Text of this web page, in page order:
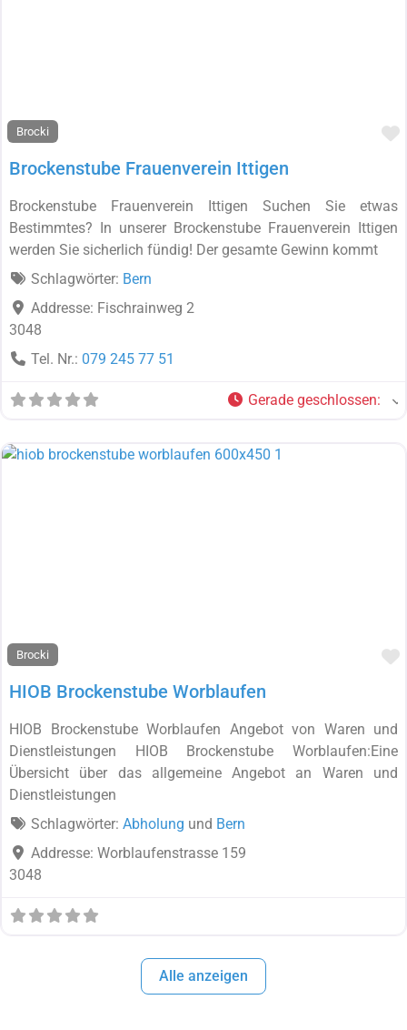
Brocki
Brockenstube Frauenverein Ittigen
Brockenstube Frauenverein Ittigen Suchen Sie etwas
Bestimmtes? In unserer Brockenstube Frauenverein Ittigen
werden Sie sicherlich fündig! Der gesamte Gewinn kommt
Schlagwörter: Bern
Addresse: Fischrainweg 2
3048
Tel. Nr.: 079 245 77 51
Gerade geschlossen:
Brocki
HIOB Brockenstube Worblaufen
HIOB Brockenstube Worblaufen Angebot von Waren und
Dienstleistungen HIOB Brockenstube Worblaufen:Eine
Übersicht über das allgemeine Angebot an Waren und
Dienstleistungen
Schlagwörter: Abholung und Bern
Addresse: Worblaufenstrasse 159
3048
Alle anzeigen